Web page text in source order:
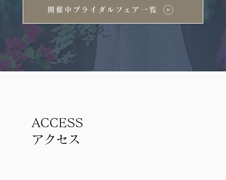
ACCESS
アクセス
開催中ブライダルフェア一覧